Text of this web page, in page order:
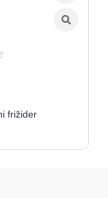
frižider